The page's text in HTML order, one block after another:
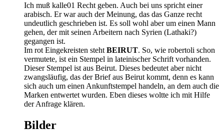
Ich muß kalle01 Recht geben. Auch bei uns spricht einer
arabisch. Er war auch der Meinung, das das Ganze recht
undeutlich geschrieben ist. Es soll wohl aber um einen Mann
gehen, der mit seinen Arbeitern nach Syrien (Lathaki?)
gegangen ist.
Im rot Eingekreisten steht BEIRUT. So, wie robertoli schon
vermutete, ist ein Stempel in lateinischer Schrift vorhanden.
Dieser Stempel ist aus Beirut. Dieses bedeutet aber nicht
zwangsläufig, das der Brief aus Beirut kommt, denn es kann
sich auch um einen Ankunftstempel handeln, an dem auch die
Marken entwertet wurden. Eben dieses woltte ich mit Hilfe
der Anfrage klären.
Bilder